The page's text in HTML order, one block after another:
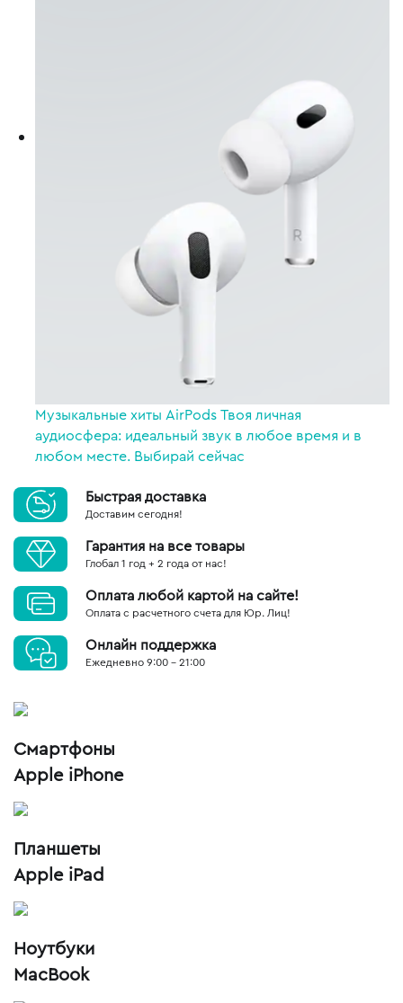
Музыкальные хиты AirPodsТвоя личная
аудиосфера: идеальный звук в любое время и в
любом месте. Выбирай сейчас
Быстрая доставка
Доставим сегодня!
Гарантия на все товары
Глобал 1 год + 2 года от нас!
Оплата любой картой на сайте!
Оплата с расчетного счета для Юр. Лиц!
Онлайн поддержка
Ежедневно 9:00 - 21:00
Смартфоны
Apple iPhone
Планшеты
Apple iPad
Ноутбуки
MacBook